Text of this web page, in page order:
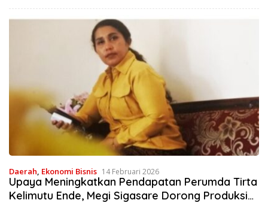
Daerah, Ekonomi Bisnis 14 Februari 2026
Upaya Meningkatkan Pendapatan Perumda Tirta
Kelimutu Ende, Megi Sigasare Dorong Produksi